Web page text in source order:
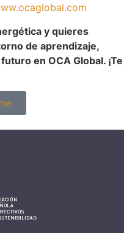
y quieres
de aprendizaje,
en OCA Global. ¡Te